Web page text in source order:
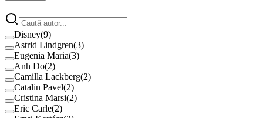
Disney(9)
Astrid Lindgren(3)
Eugenia Maria(3)
Anh Do(2)
Camilla Lackberg(2)
Catalin Pavel(2)
Cristina Marsi(2)
Eric Carle(2)